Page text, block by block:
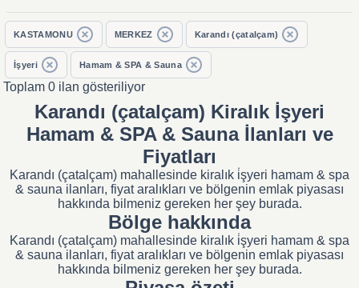
KASTAMONU MERKEZ Karandı (çatalçam)
İşyeri Hamam & SPA & Sauna
Toplam 0 ilan gösteriliyor
Karandı (çatalçam) Kiralık İşyeri
Hamam & SPA & Sauna İlanları ve
Fiyatları
Karandı (çatalçam) mahallesinde kiralık i̇şyeri hamam & spa
& sauna ilanları, fiyat aralıkları ve bölgenin emlak piyasası
hakkında bilmeniz gereken her şey burada.
Bölge hakkında
Karandı (çatalçam) mahallesinde kiralık i̇şyeri hamam & spa
& sauna ilanları, fiyat aralıkları ve bölgenin emlak piyasası
hakkında bilmeniz gereken her şey burada.